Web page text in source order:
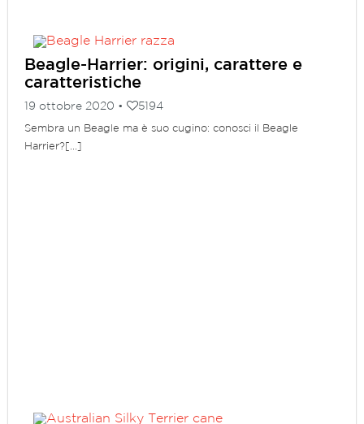
Beagle-Harrier: origini, carattere e
caratteristiche
19 ottobre 2020 • 5194
Sembra un Beagle ma è suo cugino: conosci il Beagle
Harrier?[...]